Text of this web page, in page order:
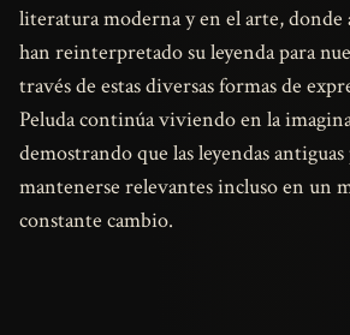
literatura moderna y en el arte, donde
han reinterpretado su leyenda para
través de estas diversas formas de
Peluda continúa viviendo en la
demostrando que las leyendas
mantenerse relevantes incluso en un
constante cambio.